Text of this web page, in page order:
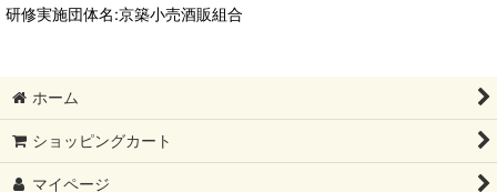
研修実施団体名:京築小売酒販組合
ホーム
ショッピングカート
マイページ